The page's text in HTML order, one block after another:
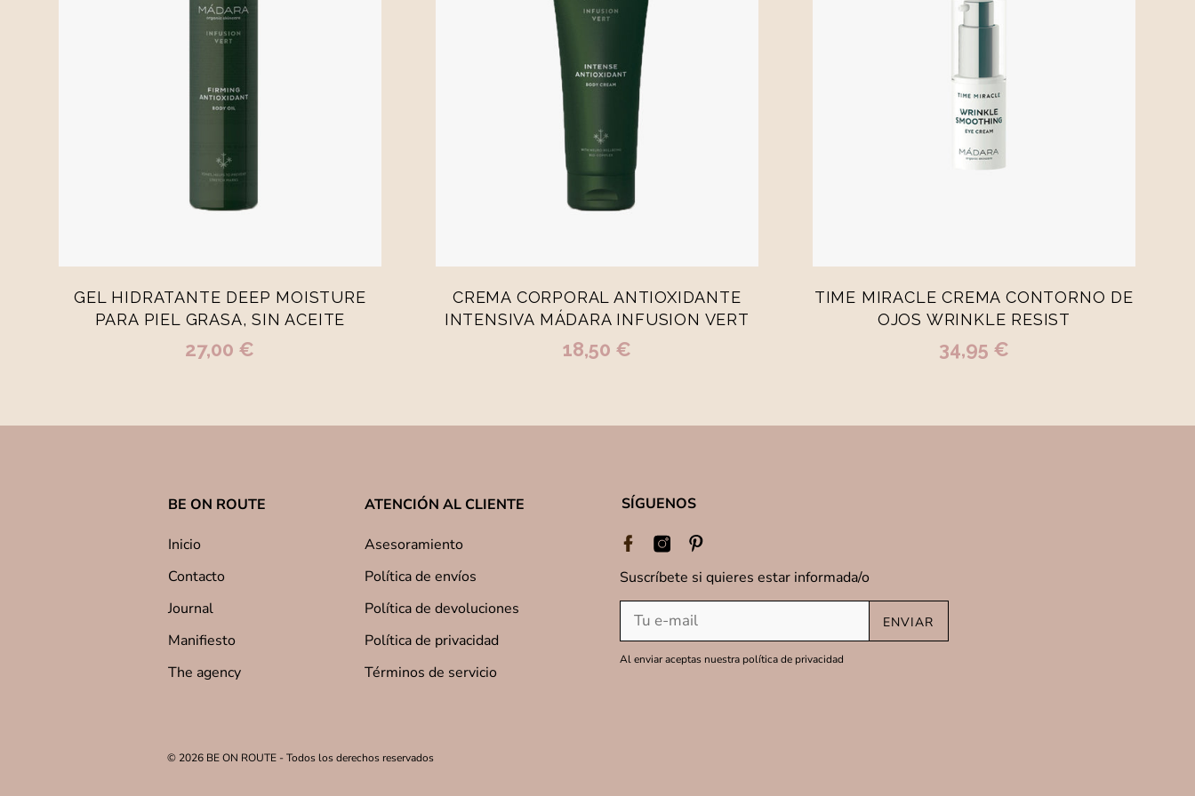
AÑADIR A LA CESTA
GEL HIDRATANTE DEEP MOISTURE
PARA PIEL GRASA, SIN ACEITE
27,00 €
- +
AÑADIR A LA CESTA
CREMA CORPORAL ANTIOXIDANTE
INTENSIVA MÁDARA INFUSION VERT
18,50 €
15ml
AÑADIR A LA CESTA
TIME MIRACLE CREMA CONTORNO DE
OJOS WRINKLE RESIST
34,95 €
BE ON ROUTE
Inicio
Contacto
Journal
Manifiesto
The agency
ATENCIÓN AL CLIENTE
Asesoramiento
Política de envíos
Política de devoluciones
Política de privacidad
Términos de servicio
SÍGUENOS
Suscríbete si quieres estar informada/o
ENVIAR
Al enviar aceptas nuestra política de privacidad
© 2026 BE ON ROUTE - Todos los derechos reservados